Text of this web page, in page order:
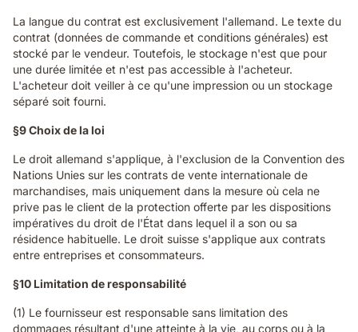
La langue du contrat est exclusivement l'allemand. Le texte du
contrat (données de commande et conditions générales) est
stocké par le vendeur. Toutefois, le stockage n'est que pour
une durée limitée et n'est pas accessible à l'acheteur.
L'acheteur doit veiller à ce qu'une impression ou un stockage
séparé soit fourni.
§9 Choix de la loi
Le droit allemand s'applique, à l'exclusion de la Convention des
Nations Unies sur les contrats de vente internationale de
marchandises, mais uniquement dans la mesure où cela ne
prive pas le client de la protection offerte par les dispositions
impératives du droit de l'État dans lequel il a son ou sa
résidence habituelle. Le droit suisse s'applique aux contrats
entre entreprises et consommateurs.
§10 Limitation de responsabilité
(1) Le fournisseur est responsable sans limitation des
dommages résultant d'une atteinte à la vie, au corps ou à la